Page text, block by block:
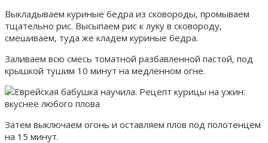
Выкладываем куриные бедра из сковороды, промываем
тщательно рис. Высыпаем рис к луку в сковороду,
смешиваем, туда же кладем куриные бедра.
Заливаем всю смесь томатной разбавленной пастой, под
крышкой тушим 10 минут на медленном огне.
Затем выключаем огонь и оставляем плов под полотенцем
на 15 минут.